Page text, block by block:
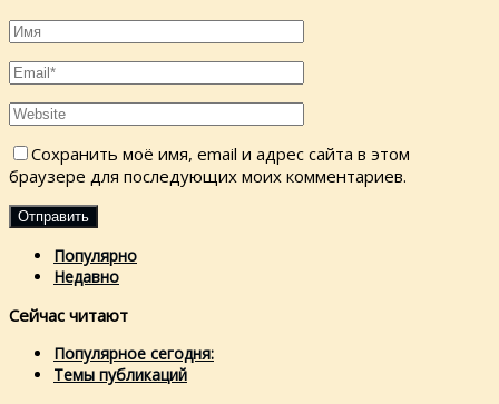
Сохранить моё имя, email и адрес сайта в этом
браузере для последующих моих комментариев.
Популярно
Недавно
Сейчас читают
Популярное сегодня:
Темы публикаций